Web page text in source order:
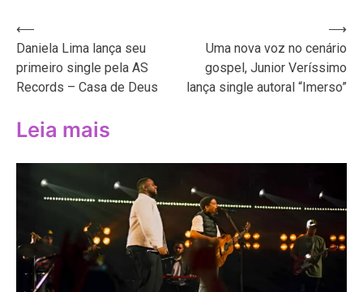
Navegação
de
Post
⟵
Daniela Lima lança seu
primeiro single pela AS
Records – Casa de Deus
Uma nova voz no cenário
gospel, Junior Veríssimo
lança single autoral “Imerso”
⟶
Leia mais